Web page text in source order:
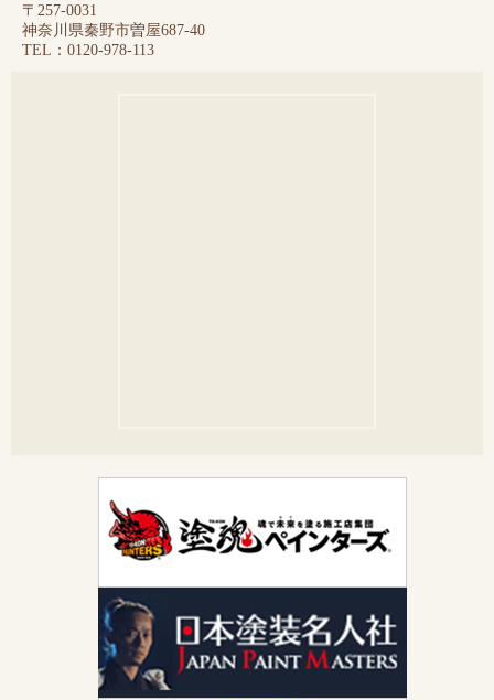
〒257-0031
神奈川県秦野市曽屋687-40
TEL：0120-978-113